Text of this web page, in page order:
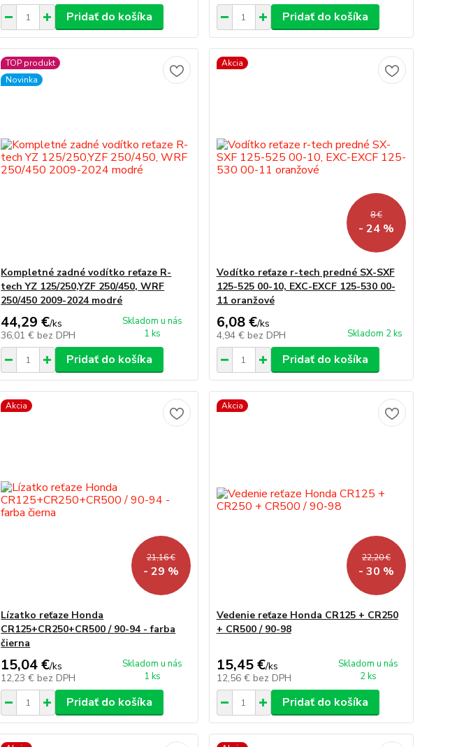
Pridať do košíka Pridať do košíka
TOP produkt
Novinka
Kompletné zadné vodítko reťaze R-
tech YZ 125/250,YZF 250/450, WRF
250/450 2009-2024 modré
44,29 €/ks
36,01 € bez DPH
Skladom u nás
1 ks
Pridať do košíka
Akcia
8 €
- 24 %
Vodítko reťaze r-tech predné SX-SXF
125-525 00-10, EXC-EXCF 125-530 00-
11 oranžové
6,08 €/ks
4,94 € bez DPH Skladom 2 ks
Pridať do košíka
Akcia
21,16 €
- 29 %
Lízatko reťaze Honda
CR125+CR250+CR500 / 90-94 - farba
čierna
15,04 €/ks
12,23 € bez DPH
Skladom u nás
1 ks
Pridať do košíka
Akcia
22,20 €
- 30 %
Vedenie reťaze Honda CR125 + CR250
+ CR500 / 90-98
15,45 €/ks
12,56 € bez DPH
Skladom u nás
2 ks
Pridať do košíka